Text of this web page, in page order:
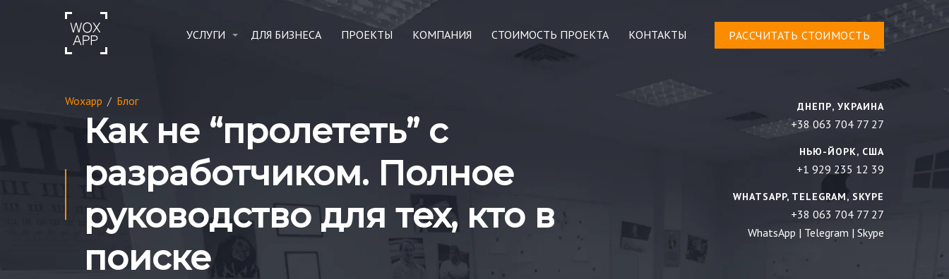
УСЛУГИ ДЛЯ БИЗНЕСА ПРОЕКТЫ КОМПАНИЯ СТОИМОСТЬ ПРОЕКТА КОНТАКТЫ РАСCЧИТАТЬ СТОИМОСТЬ
Woxapp / Блог
Как не “пролететь” с
разработчиком. Полное
руководство для тех, кто в
поиске
ДНЕПР, УКРАИНА
+38 063 704 77 27
НЬЮ-ЙОРК, США
+1 929 235 12 39
WHATSAPP, TELEGRAM, SKYPE
+38 063 704 77 27
WhatsApp | Telegram | Skype